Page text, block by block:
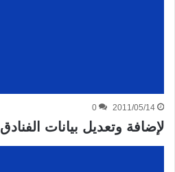
2011/05/14
0
لإضافة وتعديل بيانات الفنادق